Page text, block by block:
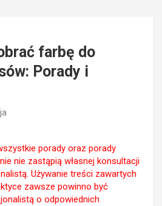
farbę do
Porady i
porady oraz porady
nie zastąpią własnej konsultacji
Używanie treści zawartych
zawsze powinno być
o odpowiednich